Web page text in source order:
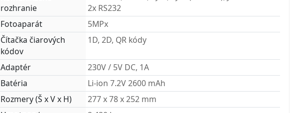
rozhranie
2x RS232
Fotoaparát
5MPx
Čítačka čiarových
kódov
1D, 2D, QR kódy
Adaptér
230V / 5V DC, 1A
Batéria
Li-ion 7.2V 2600 mAh
Rozmery (Š x V x H)
277 x 78 x 252 mm